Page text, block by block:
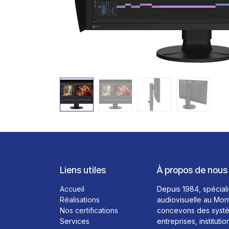
Liens utiles
Accueil
Réalisations
Nos certifications
Services
À propos de nous
Depuis 1984,
audiovisuelle au
concevons des
entreprises,